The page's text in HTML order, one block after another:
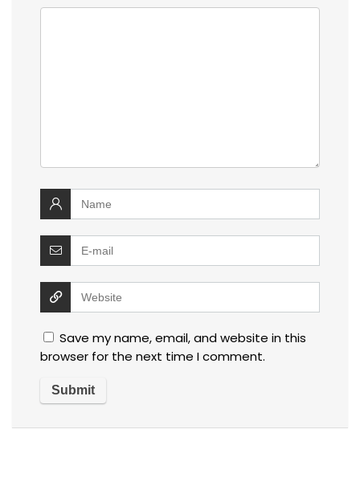
Save my name, email, and website in this
browser for the next time I comment.